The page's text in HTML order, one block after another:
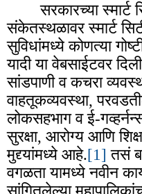
सरकारच्या स्मार्ट
संकेतस्थळावर स्मार्ट
सुविधांमध्ये कोणत्या
यादी या वेबसाईटवर
सांडपाणी व कचरा
वाहतूकव्यवस्था,
लोकसहभाग व ई-
सुरक्षा, आरोग्य आणि
मुद्द्यांमध्ये आहे.[1] तसं
वगळता यामध्ये नवीन